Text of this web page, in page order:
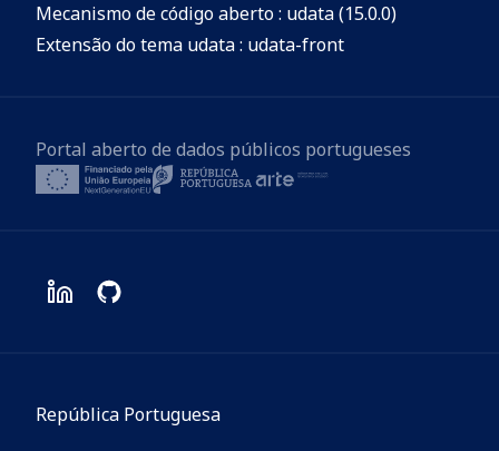
Mecanismo de código aberto : udata (15.0.0)
Extensão do tema udata : udata-front
Portal aberto de dados públicos portugueses
República Portuguesa